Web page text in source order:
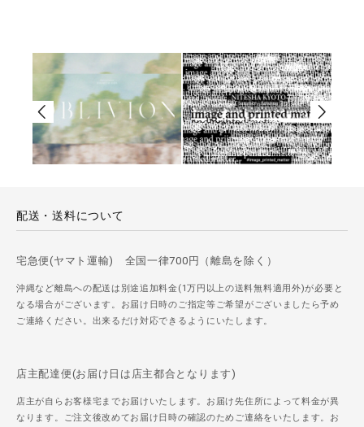
配送・送料について
宅急便(ヤマト運輸) 全国一律700円（離島を除く）
沖縄など離島への配送は別途追加料金(1万円以上の送料無料適用外)が必要と
なる場合がございます。お届け日時のご指定等ご希望がございましたら予め
ご連絡ください。出来るだけ対応できるようにいたします。
店主配達便(お届け日は店主都合となります)
店主が自らお客様宅までお届けいたします。お届け先住所によって料金が異
なります。ご注文後改めてお届け日時の確認のためご連絡をいたします。お